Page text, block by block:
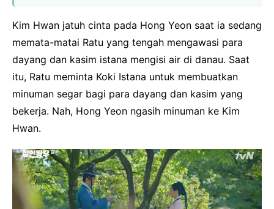
Kim Hwan jatuh cinta pada Hong Yeon saat ia sedang
memata-matai Ratu yang tengah mengawasi para
dayang dan kasim istana mengisi air di danau. Saat
itu, Ratu meminta Koki Istana untuk membuatkan
minuman segar bagi para dayang dan kasim yang
bekerja. Nah, Hong Yeon ngasih minuman ke Kim
Hwan.